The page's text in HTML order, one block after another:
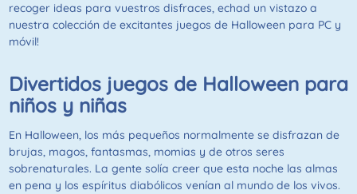
recoger ideas para vuestros disfraces, echad un vistazo a
nuestra colección de excitantes juegos de Halloween para PC y
móvil!
Divertidos juegos de Halloween para
niños y niñas
En Halloween, los más pequeños normalmente se disfrazan de
brujas, magos, fantasmas, momias y de otros seres
sobrenaturales. La gente solía creer que esta noche las almas
en pena y los espíritus diabólicos venían al mundo de los vivos.